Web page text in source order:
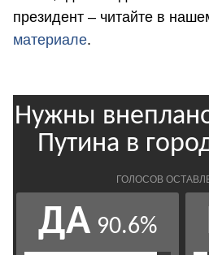
президент – читайте в
материале.